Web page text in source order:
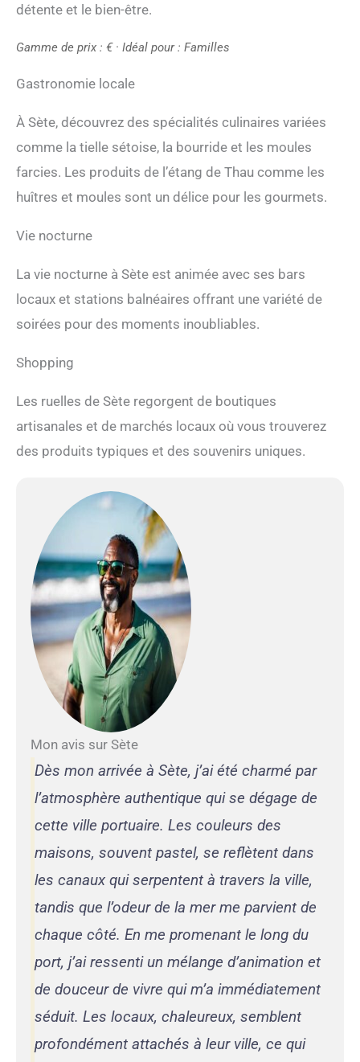
détente et le bien-être.
Gamme de prix : € · Idéal pour : Familles
Gastronomie locale
À Sète, découvrez des spécialités culinaires variées
comme la tielle sétoise, la bourride et les moules
farcies. Les produits de l’étang de Thau comme les
huîtres et moules sont un délice pour les gourmets.
Vie nocturne
La vie nocturne à Sète est animée avec ses bars
locaux et stations balnéaires offrant une variété de
soirées pour des moments inoubliables.
Shopping
Les ruelles de Sète regorgent de boutiques
artisanales et de marchés locaux où vous trouverez
des produits typiques et des souvenirs uniques.
Mon avis sur Sète
Dès mon arrivée à Sète, j’ai été charmé par
l’atmosphère authentique qui se dégage de
cette ville portuaire. Les couleurs des
maisons, souvent pastel, se reflètent dans
les canaux qui serpentent à travers la ville,
tandis que l’odeur de la mer me parvient de
chaque côté. En me promenant le long du
port, j’ai ressenti un mélange d’animation et
de douceur de vivre qui m’a immédiatement
séduit. Les locaux, chaleureux, semblent
profondément attachés à leur ville, ce qui